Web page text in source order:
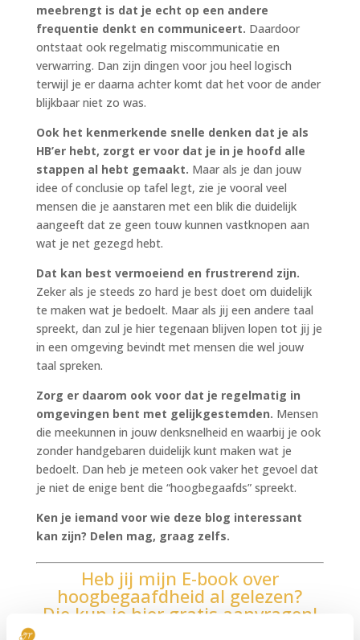
meebrengt is dat je echt op een andere
frequentie denkt en communiceert. Daardoor
ontstaat ook regelmatig miscommunicatie en
verwarring. Dan zijn dingen voor jou heel logisch
terwijl je er daarna achter komt dat het voor de ander
blijkbaar niet zo was.
Ook het kenmerkende snelle denken dat je als
HB’er hebt, zorgt er voor dat je in je hoofd alle
stappen al hebt gemaakt. Maar als je dan jouw
idee of conclusie op tafel legt, zie je vooral veel
mensen die je aanstaren met een blik die duidelijk
aangeeft dat ze geen touw kunnen vastknopen aan
wat je net gezegd hebt.
Dat kan best vermoeiend en frustrerend zijn.
Zeker als je steeds zo hard je best doet om duidelijk
te maken wat je bedoelt. Maar als jij een andere taal
spreekt, dan zul je hier tegenaan blijven lopen tot jij je
in een omgeving bevindt met mensen die wel jouw
taal spreken.
Zorg er daarom ook voor dat je regelmatig in
omgevingen bent met gelijkgestemden. Mensen
die meekunnen in jouw denksnelheid en waarbij je ook
zonder handgebaren duidelijk kunt maken wat je
bedoelt. Dan heb je meteen ook vaker het gevoel dat
je niet de enige bent die “hoogbegaafds” spreekt.
Ken je iemand voor wie deze blog interessant
kan zijn? Delen mag, graag zelfs.
Heb jij mijn E-book over
hoogbegaafdheid al gelezen?
Die kun je hier gratis aanvragen!